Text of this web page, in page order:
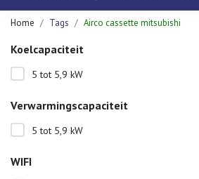
Home Tags Airco cassette mitsubishi
Koelcapaciteit
5 tot 5,9 kW
Verwarmingscapaciteit
5 tot 5,9 kW
WIFI